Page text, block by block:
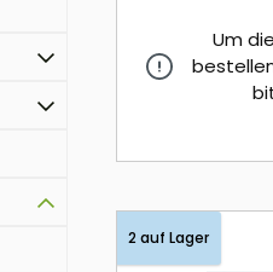
Um
2 auf Lager